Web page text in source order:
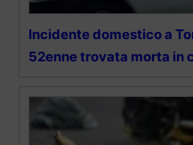
Incidente domestico a
52enne trovata morta in